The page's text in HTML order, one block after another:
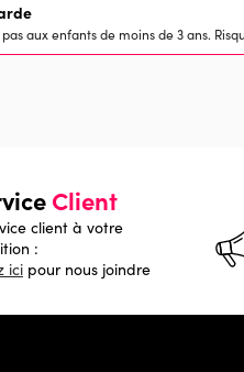
aux enfants de moins de 3 ans.
Client
client à votre
:
ici pour nous joindre